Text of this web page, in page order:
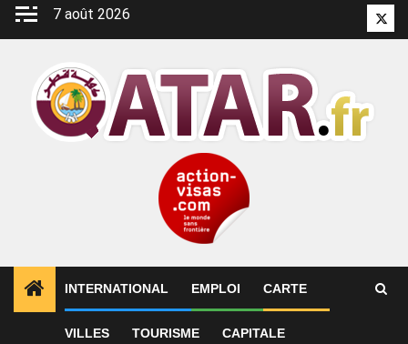
Aller
7 août 2026
INTERNATIONAL EMPLOI CARTE
VILLES TOURISME CAPITALE
ALERTES INFO 1 SYNTHÈSE 2-Le Qatar fait état